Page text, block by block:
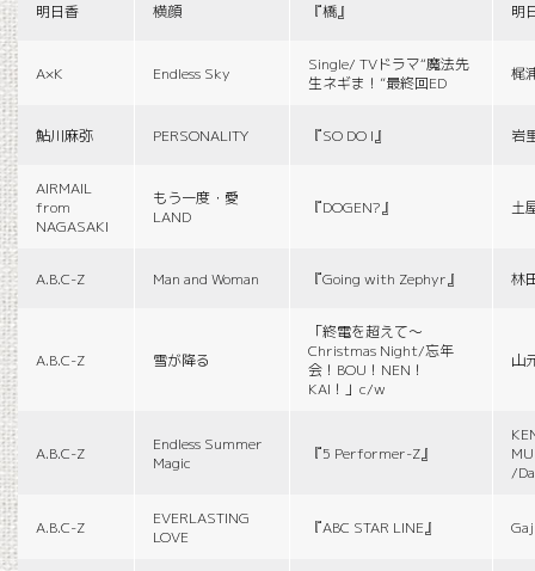
明日香 横顔 『橋』 明
A×K Endless Sky
Single/ TVドラマ“魔法先
生ネギま！”最終回ED
梶
鮎川麻弥 PERSONALITY 『SO DO I』 岩
AIRMAIL
from
NAGASAKI
もう一度・愛
LAND
『DOGEN?』 土
A.B.C-Z Man and Woman 『Going with Zephyr』 林
A.B.C-Z 雪が降る
「終電を超えて～
Christmas Night/忘年
会！BOU！NEN！
KAI！」c/w
山
A.B.C-Z
Endless Summer
Magic
『5 Performer-Z』
/
A.B.C-Z
EVERLASTING
LOVE
『ABC STAR LINE』